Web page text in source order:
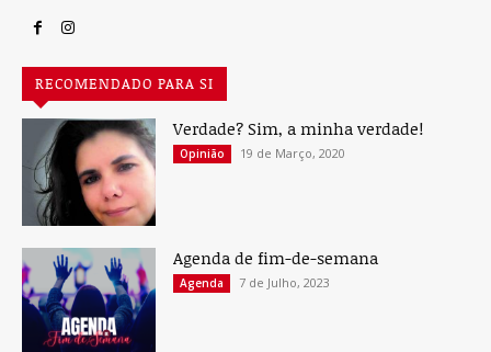
RECOMENDADO PARA SI
Verdade? Sim, a minha verdade!
Opinião 19 de Março, 2020
Agenda de fim-de-semana
Agenda 7 de Julho, 2023